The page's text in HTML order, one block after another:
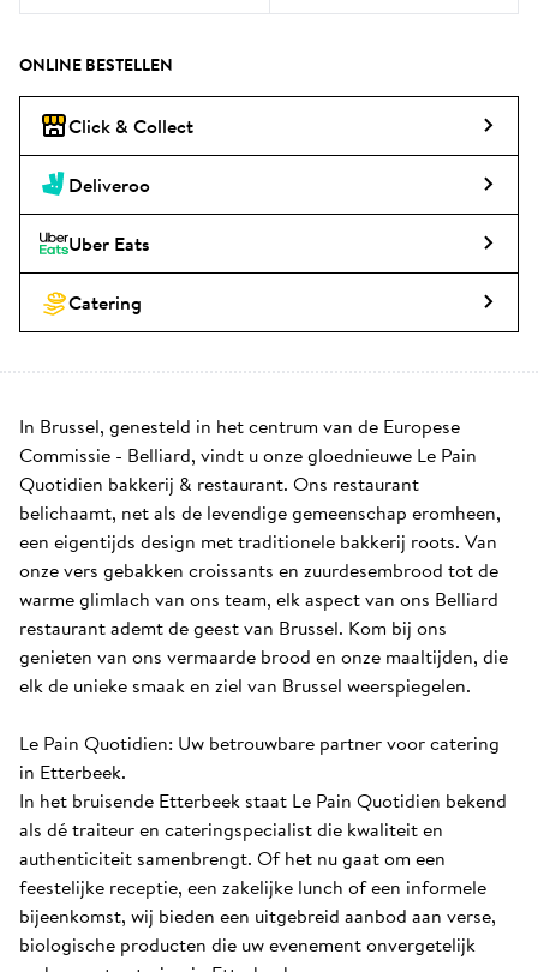
ONLINE BESTELLEN
Click & Collect
Deliveroo
Uber Eats
Catering
In Brussel, genesteld in het centrum van de Europese
Commissie - Belliard, vindt u onze gloednieuwe Le Pain
Quotidien bakkerij & restaurant. Ons restaurant
belichaamt, net als de levendige gemeenschap eromheen,
een eigentijds design met traditionele bakkerij roots. Van
onze vers gebakken croissants en zuurdesembrood tot de
warme glimlach van ons team, elk aspect van ons Belliard
restaurant ademt de geest van Brussel. Kom bij ons
genieten van ons vermaarde brood en onze maaltijden, die
elk de unieke smaak en ziel van Brussel weerspiegelen.
Le Pain Quotidien: Uw betrouwbare partner voor catering
in Etterbeek.
In het bruisende Etterbeek staat Le Pain Quotidien bekend
als dé traiteur en cateringspecialist die kwaliteit en
authenticiteit samenbrengt. Of het nu gaat om een
feestelijke receptie, een zakelijke lunch of een informele
bijeenkomst, wij bieden een uitgebreid aanbod aan verse,
biologische producten die uw evenement onvergetelijk